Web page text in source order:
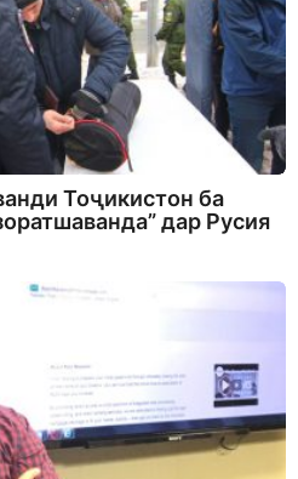
Тоҷикистон ба
дар Русия